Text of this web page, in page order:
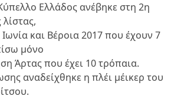
Ελλάδος ανέβηκε στη 2η
και Βέροια 2017 που έχουν 7
μόνο
Άρτας που έχει 10 τρόπαια.
αναδείχθηκε η πλέι μέικερ του